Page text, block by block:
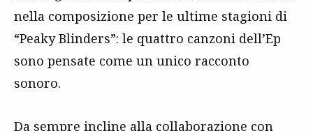
nella composizione per le ultime stagioni di
“Peaky Blinders”: le quattro canzoni dell’Ep
sono pensate come un unico racconto
sonoro.
Da sempre incline alla collaborazione con